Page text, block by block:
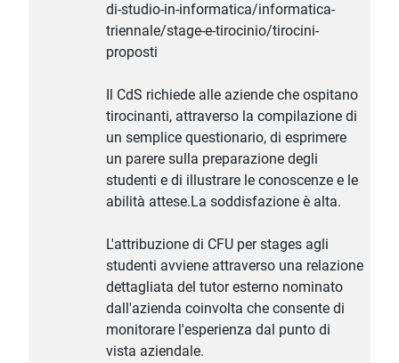
di-studio-in-informatica/informatica-
triennale/stage-e-tirocinio/tirocini-
proposti
Il CdS richiede alle aziende che ospitano
tirocinanti, attraverso la compilazione di
un semplice questionario, di esprimere
un parere sulla preparazione degli
studenti e di illustrare le conoscenze e le
abilità attese.La soddisfazione è alta.
L'attribuzione di CFU per stages agli
studenti avviene attraverso una relazione
dettagliata del tutor esterno nominato
dall'azienda coinvolta che consente di
monitorare l'esperienza dal punto di
vista aziendale.